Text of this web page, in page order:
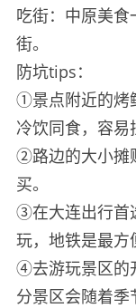
吃街：中原美
街。
防坑tips：
①景点附近的烤
冷饮同食，容易
②路边的大小摊
买。
③在大连出行首
玩，地铁是最方
④去游玩景区的
分景区会随着季